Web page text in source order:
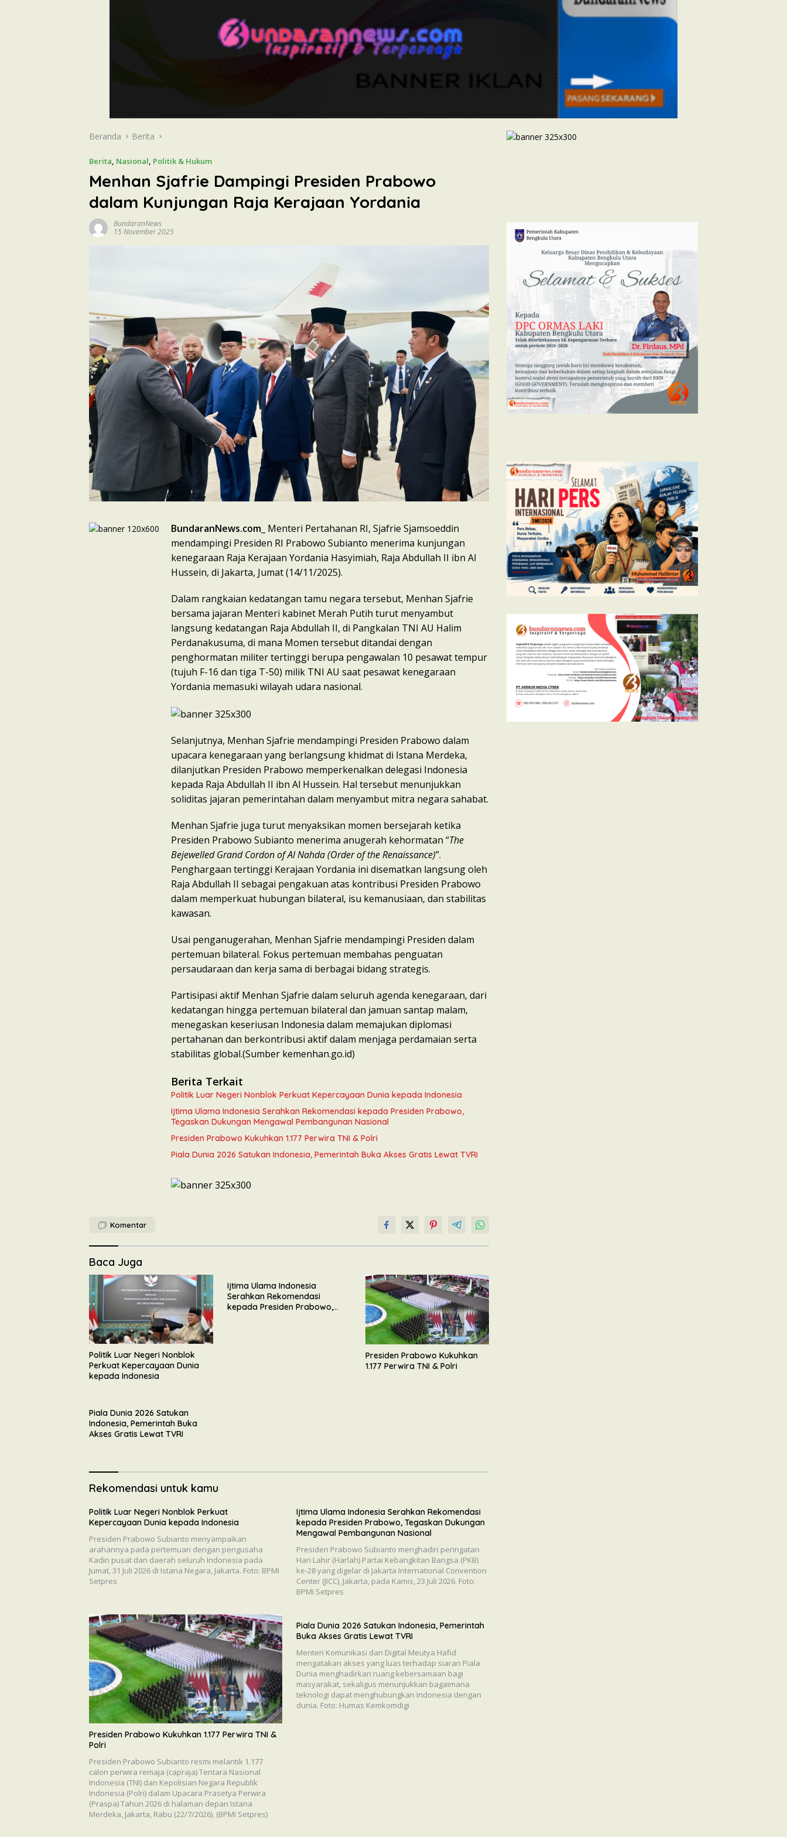
Beranda Berita
Berita, Nasional, Politik & Hukum
Menhan Sjafrie Dampingi Presiden Prabowo
dalam Kunjungan Raja Kerajaan Yordania
BundaranNews
15 November 2025
BundaranNews.com _ Menteri Pertahanan RI, Sjafrie Sjamsoeddin
mendampingi Presiden RI Prabowo Subianto menerima kunjungan
kenegaraan Raja Kerajaan Yordania Hasyimiah, Raja Abdullah II ibn Al
Hussein, di Jakarta, Jumat (14/11/2025).
Dalam rangkaian kedatangan tamu negara tersebut, Menhan Sjafrie
bersama jajaran Menteri kabinet Merah Putih turut menyambut
langsung kedatangan Raja Abdullah II, di Pangkalan TNI AU Halim
Perdanakusuma, di mana Momen tersebut ditandai dengan
penghormatan militer tertinggi berupa pengawalan 10 pesawat tempur
(tujuh F-16 dan tiga T-50) milik TNI AU saat pesawat kenegaraan
Yordania memasuki wilayah udara nasional.
Selanjutnya, Menhan Sjafrie mendampingi Presiden Prabowo dalam
upacara kenegaraan yang berlangsung khidmat di Istana Merdeka,
dilanjutkan Presiden Prabowo memperkenalkan delegasi Indonesia
kepada Raja Abdullah II ibn Al Hussein. Hal tersebut menunjukkan
soliditas jajaran pemerintahan dalam menyambut mitra negara sahabat.
Menhan Sjafrie juga turut menyaksikan momen bersejarah ketika
Presiden Prabowo Subianto menerima anugerah kehormatan “The
Bejewelled Grand Cordon of Al Nahda (Order of the Renaissance)”.
Penghargaan tertinggi Kerajaan Yordania ini disematkan langsung oleh
Raja Abdullah II sebagai pengakuan atas kontribusi Presiden Prabowo
dalam memperkuat hubungan bilateral, isu kemanusiaan, dan stabilitas
kawasan.
Usai penganugerahan, Menhan Sjafrie mendampingi Presiden dalam
pertemuan bilateral. Fokus pertemuan membahas penguatan
persaudaraan dan kerja sama di berbagai bidang strategis.
Partisipasi aktif Menhan Sjafrie dalam seluruh agenda kenegaraan, dari
kedatangan hingga pertemuan bilateral dan jamuan santap malam,
menegaskan keseriusan Indonesia dalam memajukan diplomasi
pertahanan dan berkontribusi aktif dalam menjaga perdamaian serta
stabilitas global.(Sumber kemenhan.go.id)
Berita Terkait
Politik Luar Negeri Nonblok Perkuat Kepercayaan Dunia kepada Indonesia
Ijtima Ulama Indonesia Serahkan Rekomendasi kepada Presiden Prabowo,
Tegaskan Dukungan Mengawal Pembangunan Nasional
Presiden Prabowo Kukuhkan 1.177 Perwira TNI & Polri
Piala Dunia 2026 Satukan Indonesia, Pemerintah Buka Akses Gratis Lewat TVRI
Komentar
Baca Juga
Politik Luar Negeri Nonblok
Perkuat Kepercayaan Dunia
kepada Indonesia
Ijtima Ulama Indonesia
Serahkan Rekomendasi
kepada Presiden Prabowo,
Presiden Prabowo Kukuhkan
1.177 Perwira TNI & Polri
Piala Dunia 2026 Satukan
Indonesia, Pemerintah Buka
Akses Gratis Lewat TVRI
Rekomendasi untuk kamu
Politik Luar Negeri Nonblok Perkuat
Kepercayaan Dunia kepada Indonesia
Presiden Prabowo Subianto menyampaikan
arahannya pada pertemuan dengan pengusaha
Kadin pusat dan daerah seluruh Indonesia pada
Jumat, 31 Juli 2026 di Istana Negara, Jakarta. Foto: BPMI
Setpres
Ijtima Ulama Indonesia Serahkan Rekomendasi
kepada Presiden Prabowo, Tegaskan Dukungan
Mengawal Pembangunan Nasional
Presiden Prabowo Subianto menghadiri peringatan
Hari Lahir (Harlah) Partai Kebangkitan Bangsa (PKB)
ke-28 yang digelar di Jakarta International Convention
Center (JICC), Jakarta, pada Kamis, 23 Juli 2026. Foto:
BPMI Setpres
Presiden Prabowo Kukuhkan 1.177 Perwira TNI &
Polri
Presiden Prabowo Subianto resmi melantik 1.177
calon perwira remaja (capraja) Tentara Nasional
Indonesia (TNI) dan Kepolisian Negara Republik
Indonesia (Polri) dalam Upacara Prasetya Perwira
(Praspa) Tahun 2026 di halaman depan Istana
Merdeka, Jakarta, Rabu (22/7/2026). (BPMI Setpres)
Piala Dunia 2026 Satukan Indonesia, Pemerintah
Buka Akses Gratis Lewat TVRI
Menteri Komunikasi dan Digital Meutya Hafid
mengatakan akses yang luas terhadap siaran Piala
Dunia menghadirkan ruang kebersamaan bagi
masyarakat, sekaligus menunjukkan bagaimana
teknologi dapat menghubungkan Indonesia dengan
dunia. Foto: Humas Kemkomdigi